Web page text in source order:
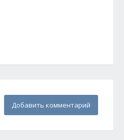
Добавить комментарий